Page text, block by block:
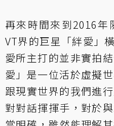
再來時間來到2016年
VT界的巨星「絆愛」
愛所主打的並非實拍
愛」是一位活於虛擬
跟現實世界的我們進
對對話揮揮手，對於